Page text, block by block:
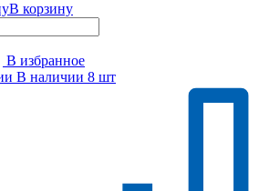
В корзину
В избранное
В наличии 8 шт